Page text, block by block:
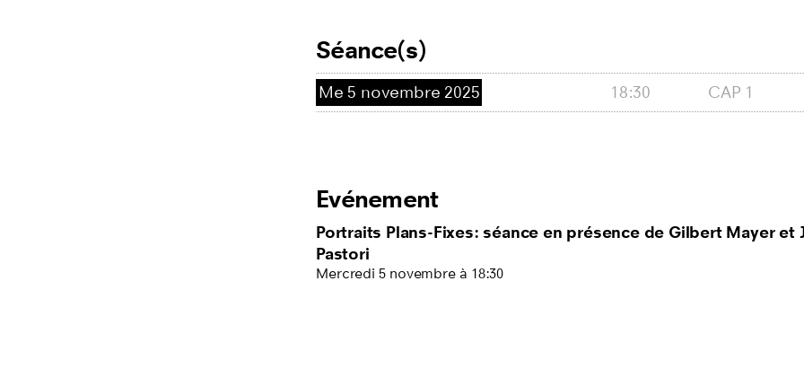
Séance(s)
Me 5 novembre 2025 18:30 CAP 1
Evénement
Portraits Plans-Fixes: séance en présence de Gilbert Mayer et
Pastori
Mercredi 5 novembre à 18:30